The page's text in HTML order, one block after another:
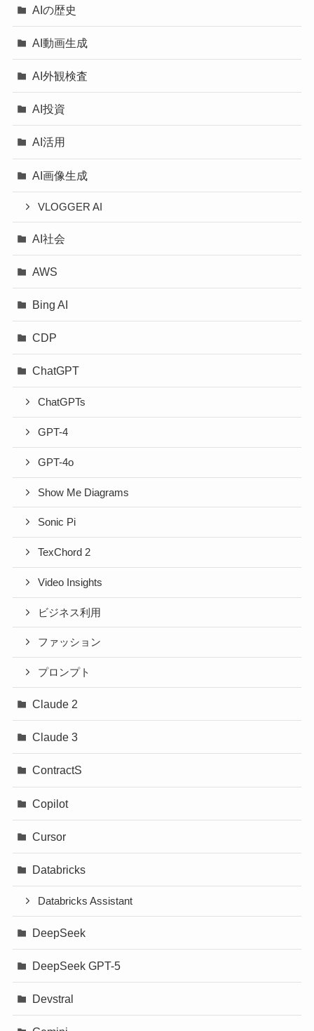
AIの歴史
AI動画生成
AI外観検査
AI投資
AI活用
AI画像生成
VLOGGER AI
AI社会
AWS
Bing AI
CDP
ChatGPT
ChatGPTs
GPT-4
GPT-4o
Show Me Diagrams
Sonic Pi
TexChord 2
Video Insights
ビジネス利用
ファッション
プロンプト
Claude 2
Claude 3
ContractS
Copilot
Cursor
Databricks
Databricks Assistant
DeepSeek
DeepSeek GPT-5
Devstral